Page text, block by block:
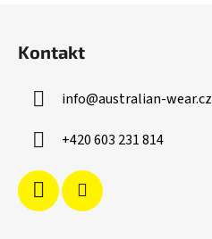
Kontakt
info@australian-wear.cz
+420 603 231 814